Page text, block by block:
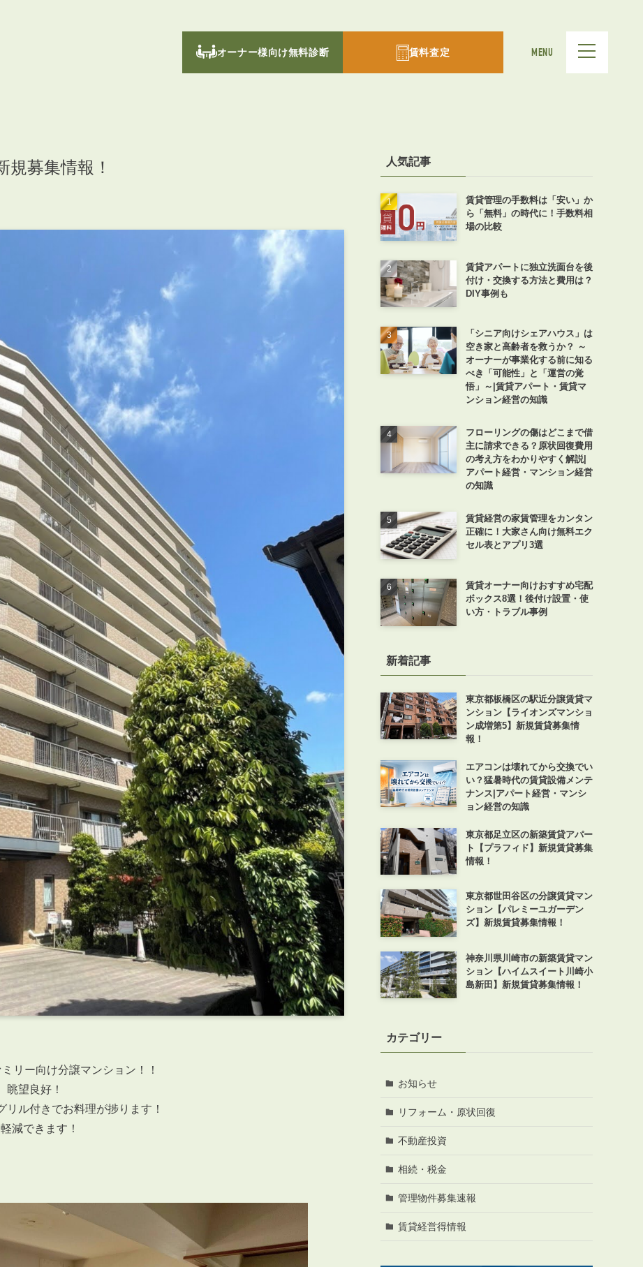
オーナー様向け無料診断 賃料査定 MENU
募集情報！
リー向け分譲マンション！！
望良好！
ル付きでお料理が捗ります！
減できます！
人気記事
賃貸管理の手数料は「安い」か
ら「無料」の時代に！手数料相
場の比較
賃貸アパートに独立洗面台を後
付け・交換する方法と費用は？
DIY事例も
「シニア向けシェアハウス」は
空き家と高齢者を救うか？ ～
オーナーが事業化する前に知る
べき「可能性」と「運営の覚
悟」～|賃貸アパート・賃貸マ
ンション経営の知識
フローリングの傷はどこまで借
主に請求できる？原状回復費用
の考え方をわかりやすく解説|
アパート経営・マンション経営
の知識
賃貸経営の家賃管理をカンタン
正確に！大家さん向け無料エク
セル表とアプリ3選
賃貸オーナー向けおすすめ宅配
ボックス8選！後付け設置・使
い方・トラブル事例
新着記事
東京都板橋区の駅近分譲賃貸マ
ンション【ライオンズマンショ
ン成増第5】新規賃貸募集情
報！
エアコンは壊れてから交換でい
い？猛暑時代の賃貸設備メンテ
ナンス|アパート経営・マンシ
ョン経営の知識
東京都足立区の新築賃貸アパー
ト【プラフィド】新規賃貸募集
情報！
東京都世田谷区の分譲賃貸マン
ション【パレミーユガーデン
ズ】新規賃貸募集情報！
神奈川県川崎市の新築賃貸マン
ション【ハイムスイート川崎小
島新田】新規賃貸募集情報！
カテゴリー
お知らせ
リフォーム・原状回復
不動産投資
相続・税金
管理物件募集速報
賃貸経営得情報